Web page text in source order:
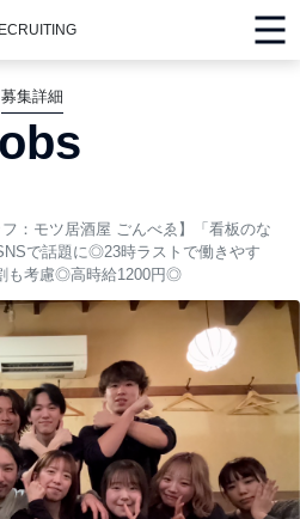
募集詳細
：モツ居酒屋 ごんべゑ】「看板のな
で話題に◎23時ラストで働きやす
も考慮◎高時給1200円◎